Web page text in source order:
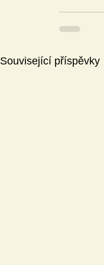
Související příspěvky